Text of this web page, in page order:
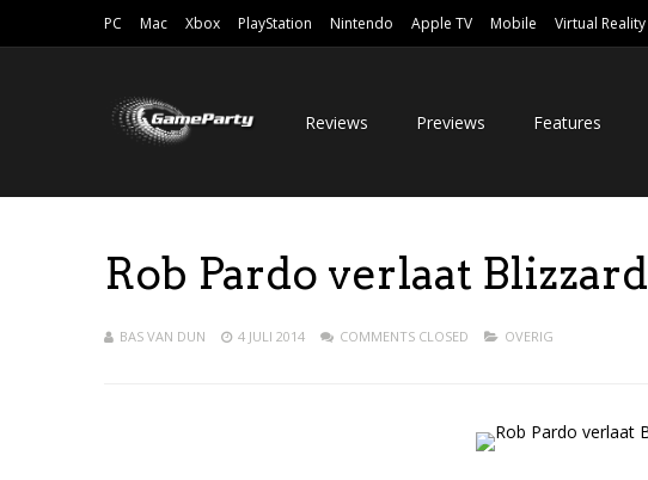
PC Mac Xbox PlayStation Nintendo Apple TV Mobile Virtual Reality
Reviews Previews Features
Rob Pardo verlaat Blizzard
BAS VAN DUN 4 JULI 2014 COMMENTS CLOSED OVERIG